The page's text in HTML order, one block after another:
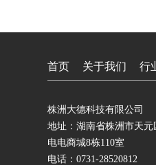
首页 关于我们 行
株洲大德科技有限公司
地址：湖南省株洲市天
电电商城8栋110室
电话：0731-28520812